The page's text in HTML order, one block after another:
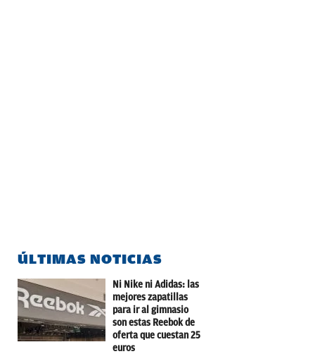
ÚLTIMAS NOTICIAS
Ni Nike ni Adidas: las
mejores zapatillas
para ir al gimnasio
son estas Reebok de
oferta que cuestan 25
euros